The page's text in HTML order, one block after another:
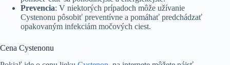
Prevencia: V niektorých prípadoch môže užívanie
Cystenonu pôsobiť preventívne a pomáhať predchádzať
opakovaným infekciám močových ciest.
Cena Cystenonu